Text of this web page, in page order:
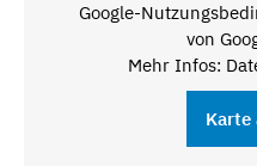
Google-
von
Mehr Infos:
Karte